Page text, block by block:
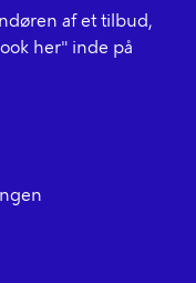
af et tilbud,
her" inde på